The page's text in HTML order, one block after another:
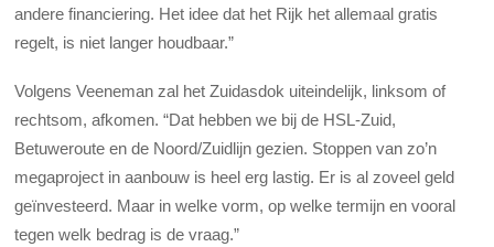
andere financiering. Het idee dat het Rijk het allemaal gratis
regelt, is niet langer houdbaar.”
Volgens Veeneman zal het Zuidasdok uiteindelijk, linksom of
rechtsom, afkomen. “Dat hebben we bij de HSL-Zuid,
Betuweroute en de Noord/Zuidlijn gezien. Stoppen van zo’n
megaproject in aanbouw is heel erg lastig. Er is al zoveel geld
geïnvesteerd. Maar in welke vorm, op welke termijn en vooral
tegen welk bedrag is de vraag.”